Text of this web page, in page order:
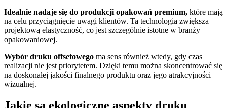
Idealnie nadaje się do produkcji opakowań premium, które mają
na celu przyciągnięcie uwagi klientów. Ta technologia zwiększa
projektową elastyczność, co jest szczególnie istotne w branży
opakowaniowej.
Wybór druku offsetowego ma sens również wtedy, gdy czas
realizacji nie jest priorytetem. Dzięki temu można skoncentrować się
na doskonałej jakości finalnego produktu oraz jego atrakcyjności
wizualnej.